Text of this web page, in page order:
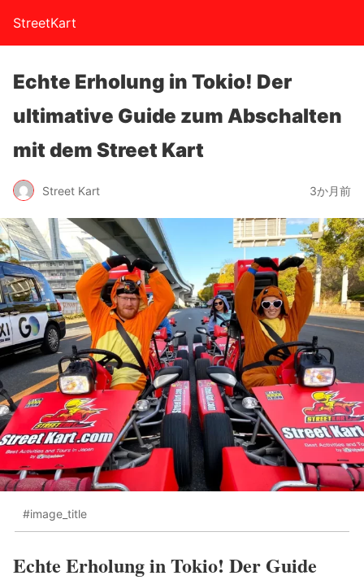
StreetKart
Echte Erholung in Tokio! Der
ultimative Guide zum Abschalten
mit dem Street Kart
Street Kart 3か月前
#image_title
Echte Erholung in Tokio! Der Guide